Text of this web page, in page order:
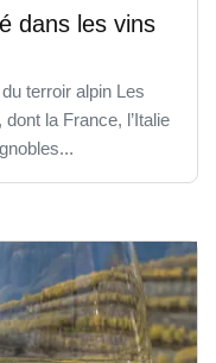
dans les vins
terroir alpin Les
la France, l’Italie